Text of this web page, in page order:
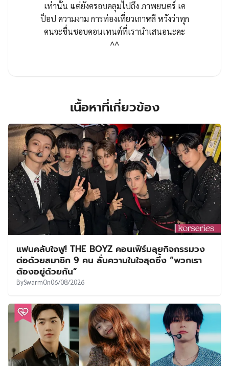
เท่านั้น แต่ยังครอบคลุมไปถึง ภาพยนตร์ เค
ป็อป ความงาม การท่องเที่ยวเกาหลี หวังว่าทุก
คนจะชื่นชอบคอนเทนต์ที่เรานำเสนอนะคะ
^^
เนื้อหาที่เกี่ยวข้อง
แฟนคลับใจฟู! THE BOYZ คอนเฟิร์มลุยกิจกรรมวง
ต่อด้วยสมาชิก 9 คน ลั่นความในใจสุดซึ้ง “พวกเรา
ต้องอยู่ด้วยกัน”
BySwarmOn06/08/2026